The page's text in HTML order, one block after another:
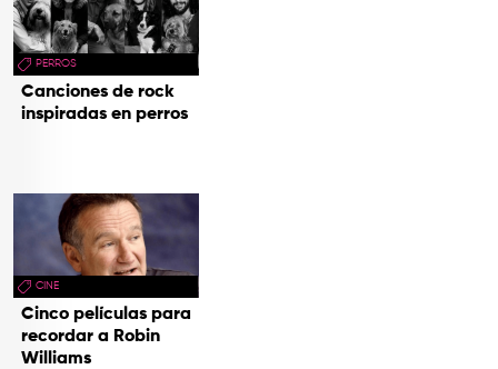
PERROS
Canciones de rock
inspiradas en perros
CINE
Cinco películas para
recordar a Robin
Williams